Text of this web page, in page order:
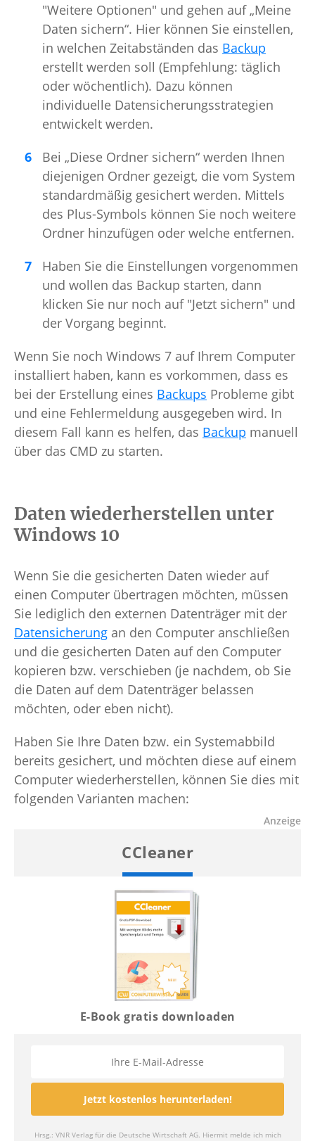
"Weitere Optionen" und gehen auf „Meine
Daten sichern“. Hier können Sie einstellen,
in welchen Zeitabständen das Backup
erstellt werden soll (Empfehlung: täglich
oder wöchentlich). Dazu können
individuelle Datensicherungsstrategien
entwickelt werden.
Bei „Diese Ordner sichern“ werden Ihnen
diejenigen Ordner gezeigt, die vom System
standardmäßig gesichert werden. Mittels
des Plus-Symbols können Sie noch weitere
Ordner hinzufügen oder welche entfernen.
Haben Sie die Einstellungen vorgenommen
und wollen das Backup starten, dann
klicken Sie nur noch auf "Jetzt sichern" und
der Vorgang beginnt.
Wenn Sie noch Windows 7 auf Ihrem Computer
installiert haben, kann es vorkommen, dass es
bei der Erstellung eines Backups Probleme gibt
und eine Fehlermeldung ausgegeben wird. In
diesem Fall kann es helfen, das Backup manuell
über das CMD zu starten.
Daten wiederherstellen unter
Windows 10
Wenn Sie die gesicherten Daten wieder auf
einen Computer übertragen möchten, müssen
Sie lediglich den externen Datenträger mit der
Datensicherung an den Computer anschließen
und die gesicherten Daten auf den Computer
kopieren bzw. verschieben (je nachdem, ob Sie
die Daten auf dem Datenträger belassen
möchten, oder eben nicht).
Haben Sie Ihre Daten bzw. ein Systemabbild
bereits gesichert, und möchten diese auf einem
Computer wiederherstellen, können Sie dies mit
folgenden Varianten machen: